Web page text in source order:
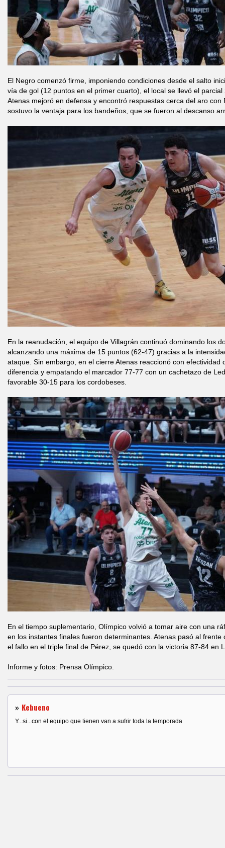
El Negro comenzó firme, imponiendo condiciones desde el salto
vía de gol (12 puntos en el primer cuarto), el local se llevó el
Atenas mejoró en defensa y encontró respuestas cerca del aro
sostuvo la ventaja para los bandeños, que se fueron al descanso
En la reanudación, el equipo de Villagrán continuó dominando los
alcanzando una máxima de 15 puntos (62-47) gracias a la
ataque. Sin embargo, en el cierre Atenas reaccionó con efectividad
diferencia y empatando el marcador 77-77 con un cachetazo de
favorable 30-15 para los cordobeses.
En el tiempo suplementario, Olímpico volvió a tomar aire con una
en los instantes finales fueron determinantes. Atenas pasó al
el fallo en el triple final de Pérez, se quedó con la victoria 87-84 en
Informe y fotos: Prensa Olímpico.
» Kebueno
Y...si...con el equipo que tienen van a sufrir toda la temporada